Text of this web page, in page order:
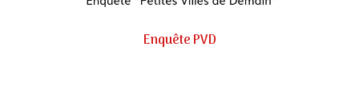
Enquête PVD